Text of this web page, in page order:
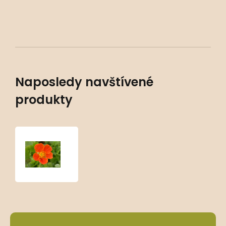
Naposledy navštívené
produkty